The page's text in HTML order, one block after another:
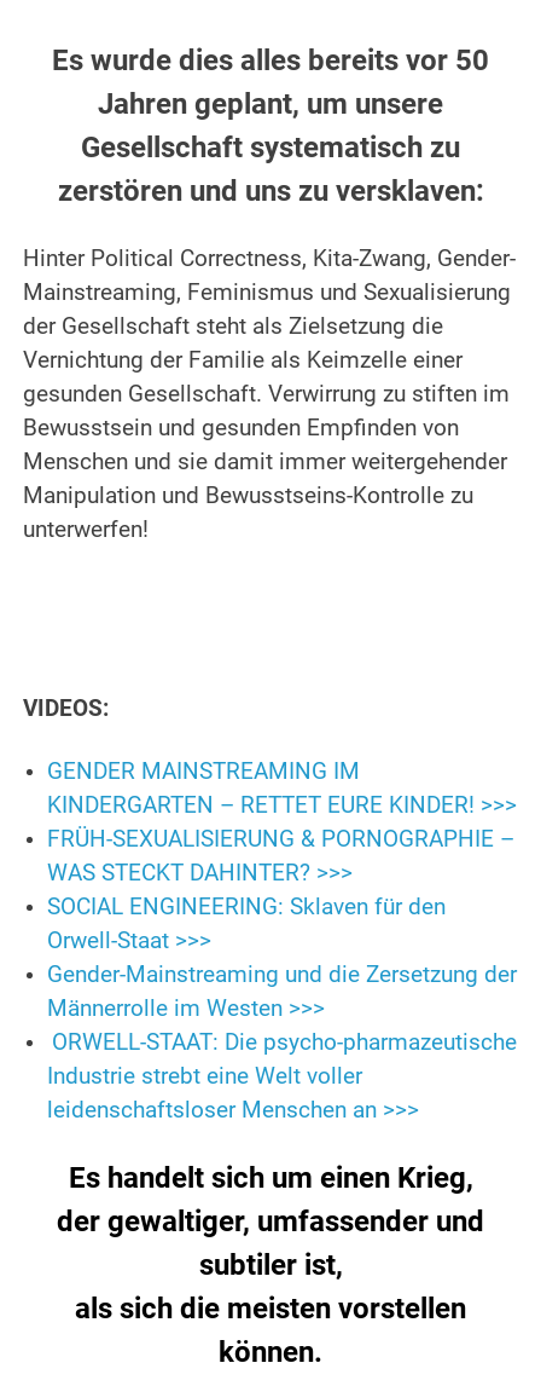
Es wurde dies alles bereits vor 50
Jahren geplant, um unsere
Gesellschaft systematisch zu
zerstören und uns zu versklaven:
Hinter Political Correctness, Kita-Zwang, Gender-
Mainstreaming, Feminismus und Sexualisierung
der Gesellschaft steht als Zielsetzung die
Vernichtung der Familie als Keimzelle einer
gesunden Gesellschaft. Verwirrung zu stiften im
Bewusstsein und gesunden Empfinden von
Menschen und sie damit immer weitergehender
Manipulation und Bewusstseins-Kontrolle zu
unterwerfen!
VIDEOS:
GENDER MAINSTREAMING IM
KINDERGARTEN – RETTET EURE KINDER! >>>
FRÜH-SEXUALISIERUNG & PORNOGRAPHIE –
WAS STECKT DAHINTER? >>>
SOCIAL ENGINEERING: Sklaven für den
Orwell-Staat >>>
Gender-Mainstreaming und die Zersetzung der
Männerrolle im Westen >>>
ORWELL-STAAT: Die psycho-pharmazeutische
Industrie strebt eine Welt voller
leidenschaftsloser Menschen an >>>
Es handelt sich um einen Krieg,
der gewaltiger, umfassender und
subtiler ist,
als sich die meisten vorstellen
können.